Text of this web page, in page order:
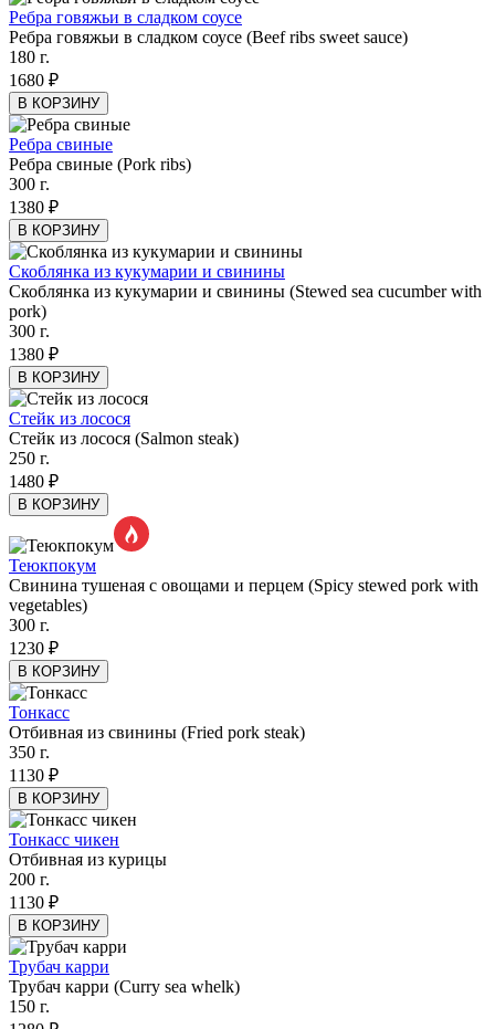
Ребра говяжьи в сладком соусе
Ребра говяжьи в сладком соусе (Beef ribs sweet sauce)
180 г.
1680 ₽
В КОРЗИНУ
Ребра свиные
Ребра свиные (Pork ribs)
300 г.
1380 ₽
В КОРЗИНУ
Скоблянка из кукумарии и свинины
Скоблянка из кукумарии и свинины (Stewed sea cucumber with
pork)
300 г.
1380 ₽
В КОРЗИНУ
Стейк из лосося
Стейк из лосося (Salmon steak)
250 г.
1480 ₽
В КОРЗИНУ
Теюкпокум
Свинина тушеная с овощами и перцем (Spicy stewed pork with
vegetables)
300 г.
1230 ₽
В КОРЗИНУ
Тонкасс
Отбивная из свинины (Fried pork steak)
350 г.
1130 ₽
В КОРЗИНУ
Тонкасс чикен
Отбивная из курицы
200 г.
1130 ₽
В КОРЗИНУ
Трубач карри
Трубач карри (Curry sea whelk)
150 г.